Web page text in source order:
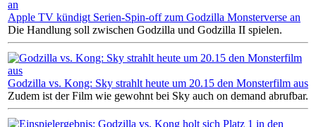
Apple TV kündigt Serien-Spin-off zum Godzilla Monsterverse an
Die Handlung soll zwischen Godzilla und Godzilla II spielen.
Godzilla vs. Kong: Sky strahlt heute um 20.15 den Monsterfilm aus
Zudem ist der Film wie gewohnt bei Sky auch on demand abrufbar.